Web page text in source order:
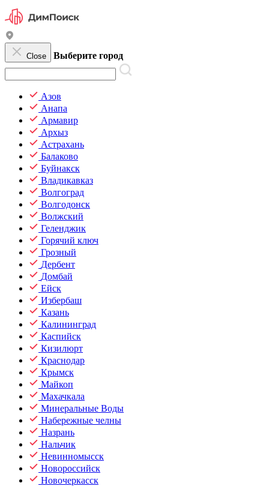
Close Выберите город
Азов
Анапа
Армавир
Архыз
Астрахань
Балаково
Буйнакск
Владикавказ
Волгоград
Волгодонск
Волжский
Геленджик
Горячий ключ
Грозный
Дербент
Домбай
Ейск
Избербаш
Казань
Калининград
Каспийск
Кизилюрт
Краснодар
Крымск
Майкоп
Махачкала
Минеральные Воды
Набережные челны
Назрань
Нальчик
Невинномысск
Новороссийск
Новочеркасск